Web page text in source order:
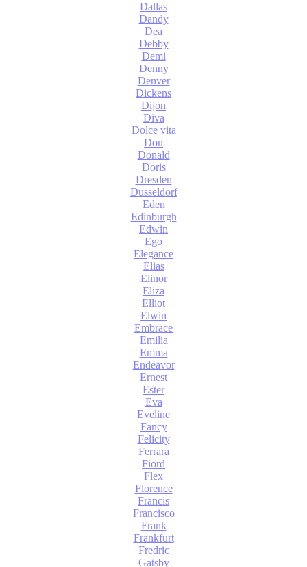
Dallas
Dandy
Dea
Debby
Demi
Denny
Denver
Dickens
Dijon
Diva
Dolce vita
Don
Donald
Doris
Dresden
Dusseldorf
Eden
Edinburgh
Edwin
Ego
Elegance
Elias
Elinor
Eliza
Elliot
Elwin
Embrace
Emilia
Emma
Endeavor
Ernest
Ester
Eva
Eveline
Fancy
Felicity
Ferrara
Fiord
Flex
Florence
Francis
Francisco
Frank
Frankfurt
Fredric
Gatsby